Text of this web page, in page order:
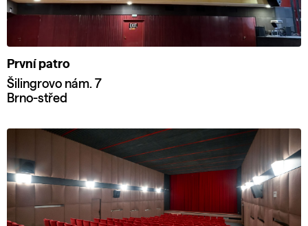
První patro
Šilingrovo nám. 7
Brno-střed